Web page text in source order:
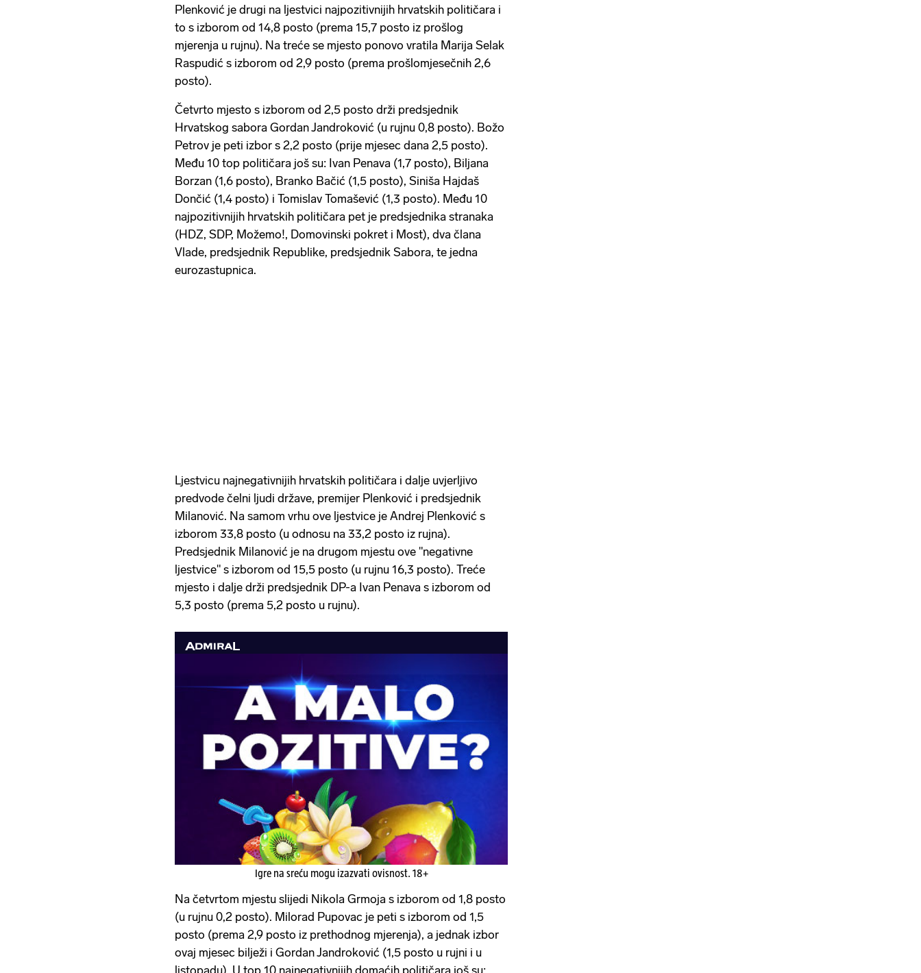
Plenković je drugi na ljestvici najpozitivnijih hrvatskih političara i
to s izborom od 14,8 posto (prema 15,7 posto iz prošlog
mjerenja u rujnu). Na treće se mjesto ponovo vratila Marija Selak
Raspudić s izborom od 2,9 posto (prema prošlomjesečnih 2,6
posto).
Četvrto mjesto s izborom od 2,5 posto drži predsjednik
Hrvatskog sabora Gordan Jandroković (u rujnu 0,8 posto). Božo
Petrov je peti izbor s 2,2 posto (prije mjesec dana 2,5 posto).
Među 10 top političara još su: Ivan Penava (1,7 posto), Biljana
Borzan (1,6 posto), Branko Bačić (1,5 posto), Siniša Hajdaš
Dončić (1,4 posto) i Tomislav Tomašević (1,3 posto). Među 10
najpozitivnijih hrvatskih političara pet je predsjednika stranaka
(HDZ, SDP, Možemo!, Domovinski pokret i Most), dva člana
Vlade, predsjednik Republike, predsjednik Sabora, te jedna
eurozastupnica.
Ljestvicu najnegativnijih hrvatskih političara i dalje uvjerljivo
predvode čelni ljudi države, premijer Plenković i predsjednik
Milanović. Na samom vrhu ove ljestvice je Andrej Plenković s
izborom 33,8 posto (u odnosu na 33,2 posto iz rujna).
Predsjednik Milanović je na drugom mjestu ove "negativne
ljestvice" s izborom od 15,5 posto (u rujnu 16,3 posto). Treće
mjesto i dalje drži predsjednik DP-a Ivan Penava s izborom od
5,3 posto (prema 5,2 posto u rujnu).
Igre na sreću mogu izazvati ovisnost. 18+
Na četvrtom mjestu slijedi Nikola Grmoja s izborom od 1,8 posto
(u rujnu 0,2 posto). Milorad Pupovac je peti s izborom od 1,5
posto (prema 2,9 posto iz prethodnog mjerenja), a jednak izbor
ovaj mjesec bilježi i Gordan Jandroković (1,5 posto u rujni i u